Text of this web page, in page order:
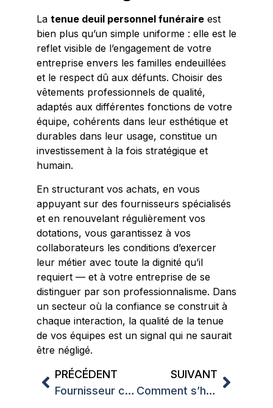
La tenue deuil personnel funéraire est
bien plus qu’un simple uniforme : elle est le
reflet visible de l’engagement de votre
entreprise envers les familles endeuillées
et le respect dû aux défunts. Choisir des
vêtements professionnels de qualité,
adaptés aux différentes fonctions de votre
équipe, cohérents dans leur esthétique et
durables dans leur usage, constitue un
investissement à la fois stratégique et
humain.
En structurant vos achats, en vous
appuyant sur des fournisseurs spécialisés
et en renouvelant régulièrement vos
dotations, vous garantissez à vos
collaborateurs les conditions d’exercer
leur métier avec toute la dignité qu’il
requiert — et à votre entreprise de se
distinguer par son professionnalisme. Dans
un secteur où la confiance se construit à
chaque interaction, la qualité de la tenue
de vos équipes est un signal qui ne saurait
être négligé.
PRÉCÉDENT
Fournisseur costume funéraire Rhône-Alpes : guide complet pour les professionnels du funéraire
SUIVANT
Comment s’habiller pompes funèbres professionnel : le guide complet de la tenue funéraire